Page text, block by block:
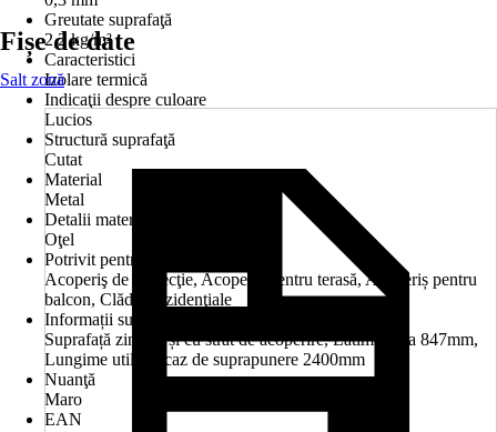
Greutate suprafaţă
2,2 kg/m²
Caracteristici
Izolare termică
Indicaţii despre culoare
Lucios
Structură suprafaţă
Cutat
Material
Metal
Detalii material
Oţel
Potrivit pentru
Acoperiş de protecţie, Acoperiș pentru terasă, Acoperiș pentru
balcon, Clădiri rezidenţiale
Informații suplimentare
Suprafață zincată și cu strat de acoperire, Latime utila 847mm,
Lungime utila in caz de suprapunere 2400mm
Nuanţă
Maro
EAN
Fișe de date
Salt zonă